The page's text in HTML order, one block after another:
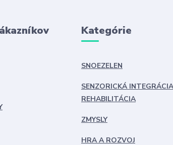
Kategórie
SNOEZELEN
SENZORICKÁ
REHABILITÁCIA
ZMYSLY
HRA A ROZVOJ